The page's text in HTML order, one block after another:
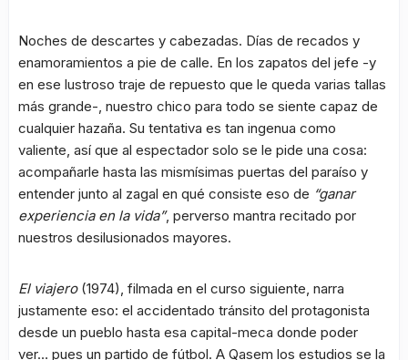
Noches de descartes y cabezadas. Días de recados y
enamoramientos a pie de calle. En los zapatos del jefe -y
en ese lustroso traje de repuesto que le queda varias tallas
más grande-, nuestro chico para todo se siente capaz de
cualquier hazaña. Su tentativa es tan ingenua como
valiente, así que al espectador solo se le pide una cosa:
acompañarle hasta las mismísimas puertas del paraíso y
entender junto al zagal en qué consiste eso de “ganar
experiencia en la vida”, perverso mantra recitado por
nuestros desilusionados mayores.
El viajero(1974), filmada en el curso siguiente, narra
justamente eso: el accidentado tránsito del protagonista
desde un pueblo hasta esa capital-meca donde poder
ver… pues un partido de fútbol. A Qasem los estudios se la